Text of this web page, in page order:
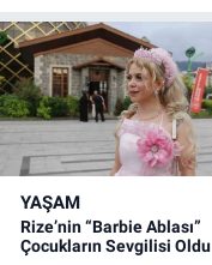
YAŞAM
Rize’nin “Barbie Ablası”
Çocukların Sevgilisi Oldu